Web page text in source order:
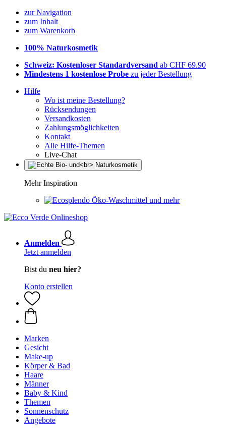
zur Navigation
zum Inhalt
zum Warenkorb
100% Naturkosmetik
Schweiz: Kostenloser Standardversand ab CHF 69.90
Mindestens 1 kostenlose Probe zu jeder Bestellung
Hilfe
Wo ist meine Bestellung?
Rücksendungen
Versandkosten
Zahlungsmöglichkeiten
Kontakt
Alle Hilfe-Themen
Live-Chat
Mehr Inspiration
Öko-Waschmittel und mehr
Anmelden
Jetzt anmelden
Bist du neu hier?
Konto erstellen
Marken
Gesicht
Make-up
Körper & Bad
Haare
Männer
Baby & Kind
Themen
Sonnenschutz
Angebote